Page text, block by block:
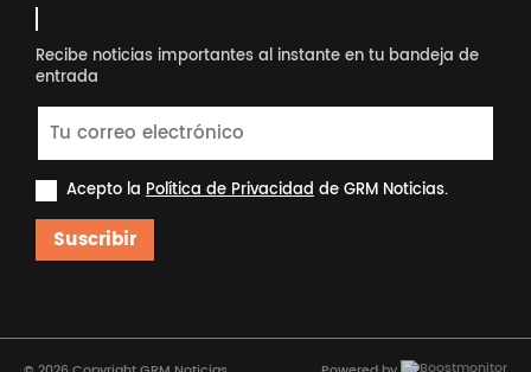
Recibe noticias importantes al instante en tu bandeja de
entrada
Acepto la Política de Privacidadde GRM Noticias.
Suscribir